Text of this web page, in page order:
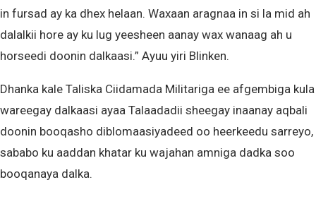
in fursad ay ka dhex helaan. Waxaan aragnaa in si la mid ah
dalalkii hore ay ku lug yeesheen aanay wax wanaag ah u
horseedi doonin dalkaasi.” Ayuu yiri Blinken.
Dhanka kale Taliska Ciidamada Militariga ee afgembiga kula
wareegay dalkaasi ayaa Talaadadii sheegay inaanay aqbali
doonin booqasho diblomaasiyadeed oo heerkeedu sarreyo,
sababo ku aaddan khatar ku wajahan amniga dadka soo
booqanaya dalka.